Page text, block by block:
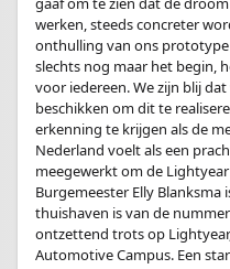
werken, steeds concreter
onthulling van ons prototype
slechts nog maar het begin,
voor iedereen. We zijn blij
beschikken om dit te
erkenning te krijgen als de
Nederland voelt als een
meegewerkt om de
Burgemeester Elly
thuishaven is van de
ontzettend trots op
Automotive Campus. Een